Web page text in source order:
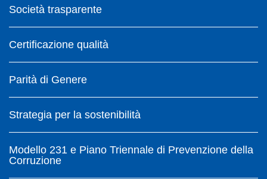
Società trasparente
Certificazione qualità
Parità di Genere
Strategia per la sostenibilità
Modello 231 e Piano Triennale di Prevenzione della
Corruzione